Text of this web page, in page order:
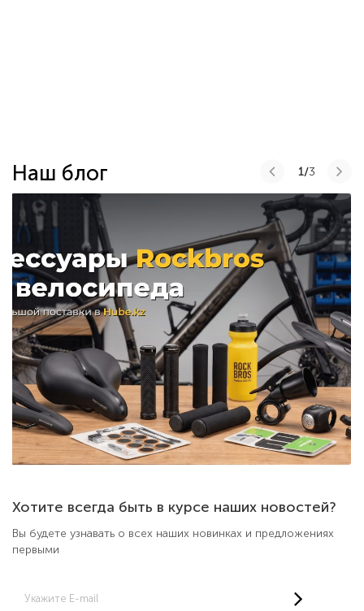
Наш блог 1/
Хотите всегда быть в курсе наших новостей?
Вы будете узнавать о всех наших новинках и предложениях
первыми